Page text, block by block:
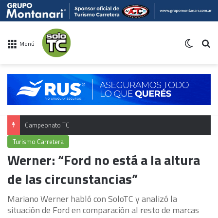
Menú
Campeonato TC
Turismo Carretera
Werner: “Ford no está a la altura
de las circunstancias”
Mariano Werner habló con SoloTC y analizó la
situación de Ford en comparación al resto de marcas